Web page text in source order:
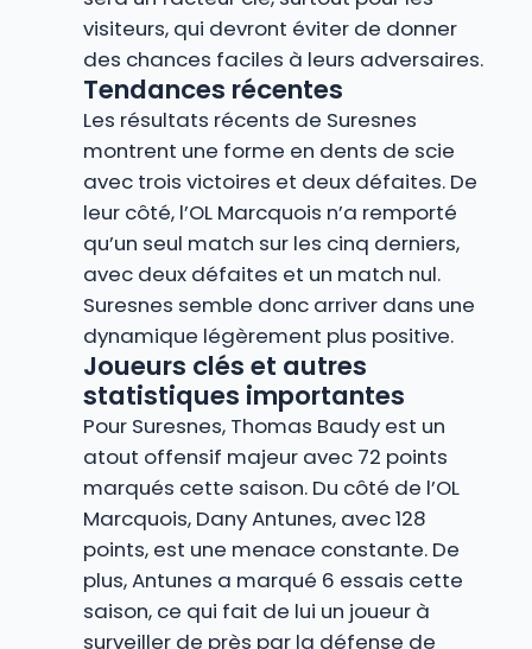
visiteurs, qui devront éviter de donner
des chances faciles à leurs adversaires.
Tendances récentes
Les résultats récents de Suresnes
montrent une forme en dents de scie
avec trois victoires et deux défaites. De
leur côté, l’OL Marcquois n’a remporté
qu’un seul match sur les cinq derniers,
avec deux défaites et un match nul.
Suresnes semble donc arriver dans une
dynamique légèrement plus positive.
Joueurs clés et autres
statistiques importantes
Pour Suresnes, Thomas Baudy est un
atout offensif majeur avec 72 points
marqués cette saison. Du côté de l’OL
Marcquois, Dany Antunes, avec 128
points, est une menace constante. De
plus, Antunes a marqué 6 essais cette
saison, ce qui fait de lui un joueur à
surveiller de près par la défense de